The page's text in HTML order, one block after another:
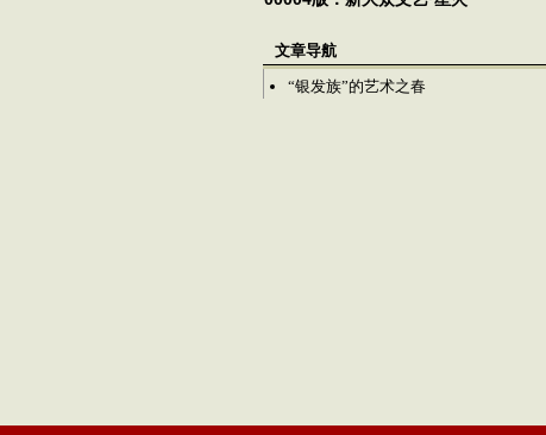
文章导航
“银发族”的艺术之春